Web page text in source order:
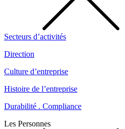
Secteurs d’activités
Direction
Culture d’entreprise
Histoire de l’entreprise
Durabilité . Compliance
Les Personnes